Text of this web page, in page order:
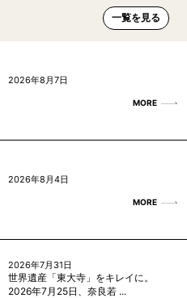
一覧を見る
2026年8月7日
MORE
2026年8月4日
MORE
2026年7月31日
世界遺産「東大寺」をキレイに。
2026年7月25日、奈良若 ...